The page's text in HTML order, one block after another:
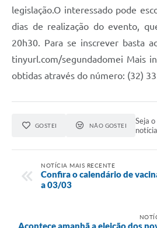
Legislação
Telefones Úteis
Transparência
legislação.O interessado pode
dias de realização do evento,
20h30. Para se inscrever basta
tinyurl.com/segundadomei Mais
obtidas através do número: (32)
GOSTEI NÃO GOSTEI
Seja
NOTÍCIA MAIS RECENTE
Confira o calendário de
a 03/03
Acontece amanhã a eleição dos